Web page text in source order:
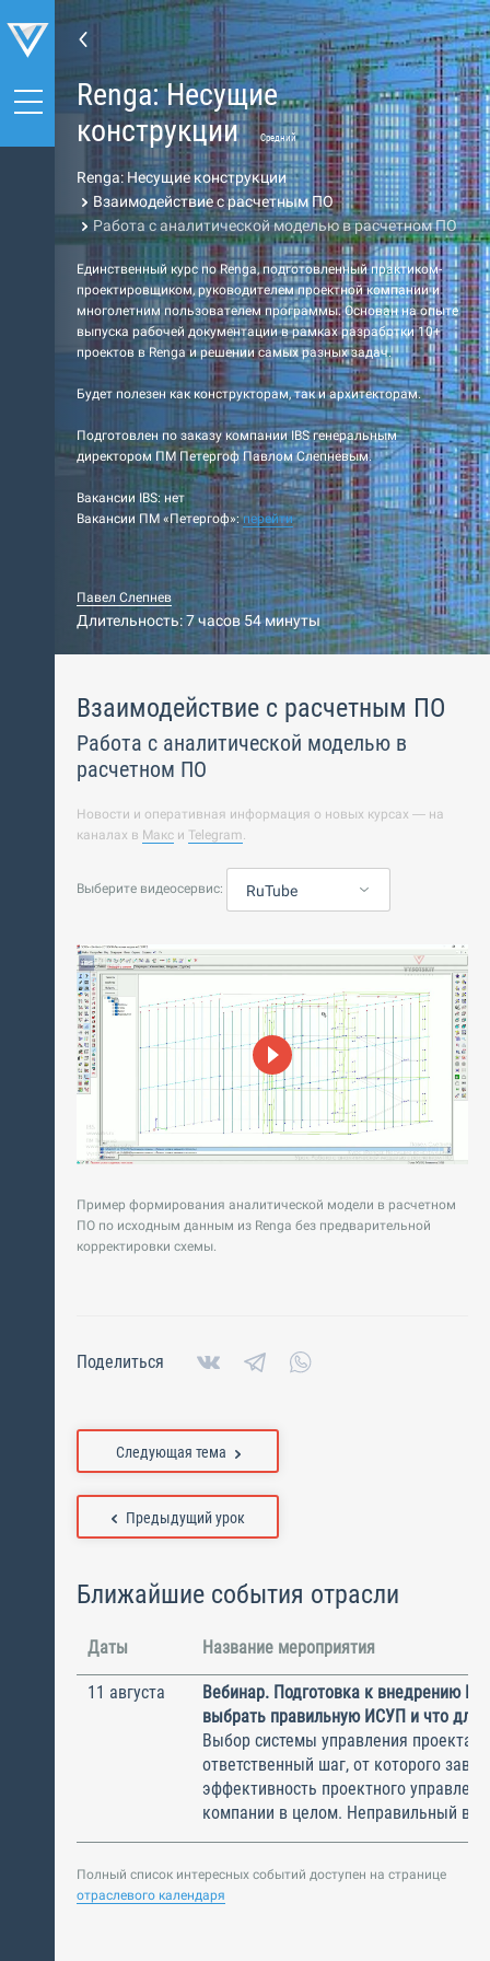
Renga: Несущие
конструкции
Средний
Renga: Несущие конструкции
Взаимодействие с расчетным ПО
Работа с аналитической моделью в расчетном ПО
Единственный курс по Renga, подготовленный практиком-
проектировщиком, руководителем проектной компании и
многолетним пользователем программы. Основан на опыте
выпуска рабочей документации в рамках разработки 10+
проектов в Renga и решении самых разных задач.
Будет полезен как конструкторам, так и архитекторам.
Подготовлен по заказу компании IBS генеральным
директором ПМ Петергоф Павлом Слепневым.
Вакансии IBS: нет
Вакансии ПМ «Петергоф»:перейти
Павел Слепнев
Длительность: 7 часов 54 минуты
Взаимодействие с расчетным ПО
Работа с аналитической моделью в
расчетном ПО
Новости и оперативная информация о новых курсах — на
каналах в Макс и Telegram.
Выберите видеосервис: RuTube
Пример формирования аналитической модели в расчетном
ПО по исходным данным из Renga без предварительной
корректировки схемы.
Поделиться
Предыдущий урок
Следующая тема
Ближайшие события отрасли
Даты Название мероприятия
11 августа
Вебинар. Подготовка к внедрению
выбрать правильную ИСУП и что для
Выбор системы управления
ответственный шаг, от которого
эффективность проектного
компании в целом. Неправильный
Полный список интересных событий доступен на странице
отраслевого календаря